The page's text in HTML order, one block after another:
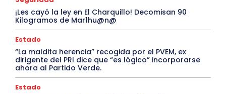
¡Les cayó la ley en El Charquillo! Decomisan 90
Kilogramos de Mar1hu@n@
Estado
“La maldita herencia” recogida por el PVEM, ex
dirigente del PRI dice que “es lógico” incorporarse
ahora al Partido Verde.
Estado